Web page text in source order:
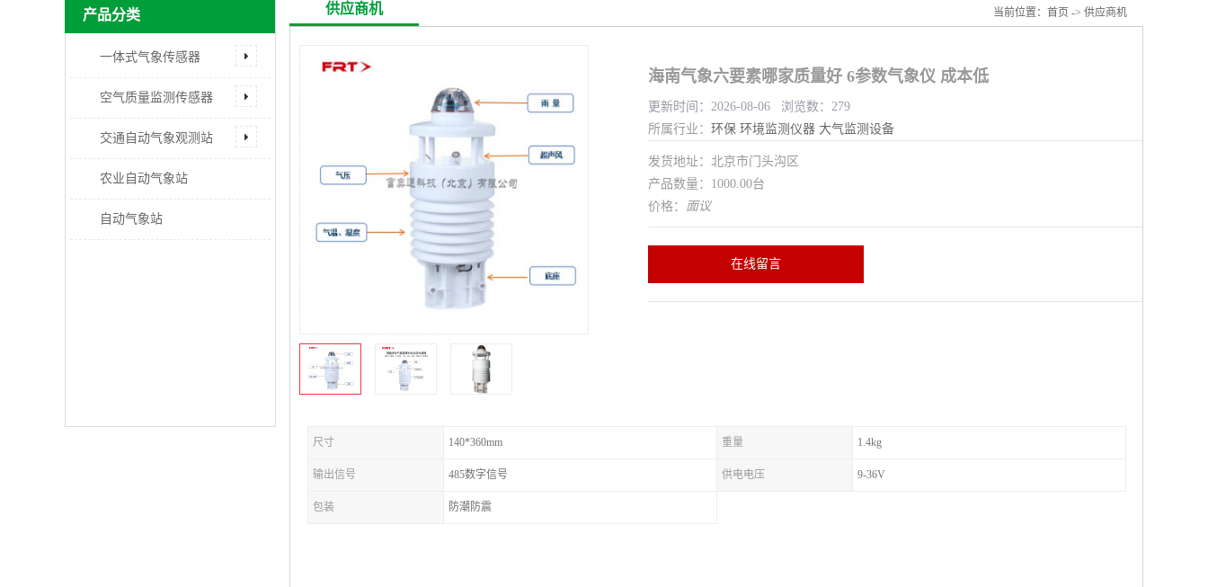
产品分类
一体式气象传感器
空气质量监测传感器
交通自动气象观测站
农业自动气象站
自动气象站
供应商机 当前位置： 首页 -> 供应商机
海南气象六要素哪家质量好 6参数气象仪 成本低
更新时间：2026-08-06 浏览数：279
所属行业： 环保 环境监测仪器 大气监测设备
发货地址：北京市门头沟区
产品数量：1000.00台
价格： 面议
在线留言
尺寸 140*360mm 重量 1.4kg
输出信号 485数字信号 供电电压 9-36V
包装 防潮防震